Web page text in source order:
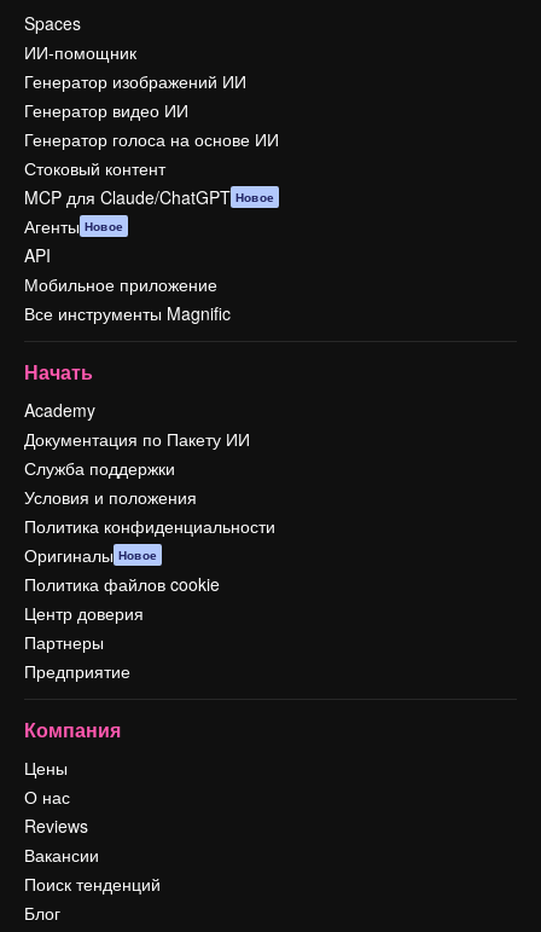
Spaces
ИИ-помощник
Генератор изображений ИИ
Генератор видео ИИ
Генератор голоса на основе ИИ
Стоковый контент
MCP для Claude/ChatGPT Новое
Агенты Новое
API
Мобильное приложение
Все инструменты Magnific
Начать
Academy
Документация по Пакету ИИ
Служба поддержки
Условия и положения
Политика конфиденциальности
Оригиналы Новое
Политика файлов cookie
Центр доверия
Партнеры
Предприятие
Компания
Цены
О нас
Reviews
Вакансии
Поиск тенденций
Блог